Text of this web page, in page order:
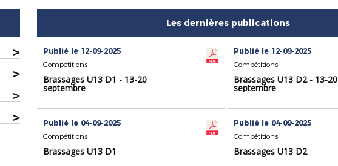
>
>
>
>
Les dernières publications
Publié le 12-09-2025
Compétitions
Brassages U13 D1 - 13-20
septembre
Publié le 12-09-2025
Compétitions
Brassages U13 D2 - 13-20
septembre
Publié le 04-09-2025
Compétitions
Brassages U13 D1
Publié le 04-09-2025
Compétitions
Brassages U13 D2